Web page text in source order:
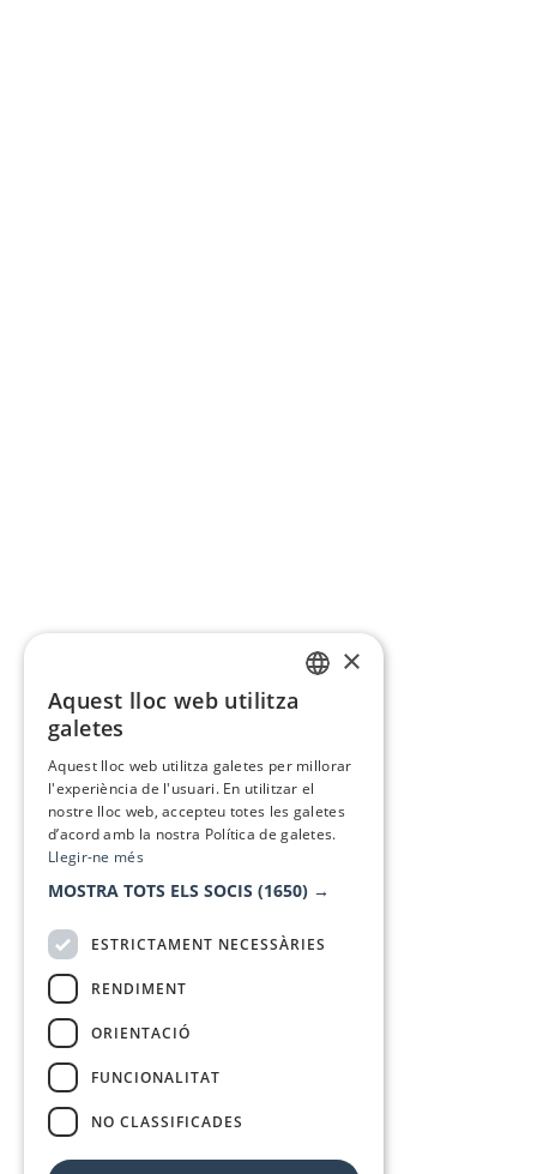
×
Aquest lloc web utilitza
galetes
Aquest lloc web utilitza galetes per millorar
l'experiència de l'usuari. En utilitzar el
nostre lloc web, accepteu totes les galetes
d’acord amb la nostra Política de galetes.
Llegir-ne més
MOSTRA TOTS ELS SOCIS (1650) →
ESTRICTAMENT NECESSÀRIES
RENDIMENT
ORIENTACIÓ
FUNCIONALITAT
NO CLASSIFICADES